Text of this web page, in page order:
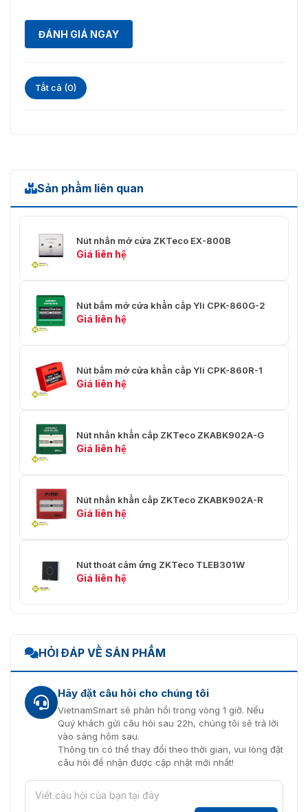
ĐÁNH GIÁ NGAY
Tất cả (0)
Sản phẩm liên quan
Nút nhấn mở cửa ZKTeco EX-800B
Giá liên hệ
Nút bấm mở cửa khẩn cấp Yli CPK-860G-2
Giá liên hệ
Nút bấm mở cửa khẩn cấp Yli CPK-860R-1
Giá liên hệ
Nút nhấn khẩn cấp ZKTeco ZKABK902A-G
Giá liên hệ
Nút nhấn khẩn cấp ZKTeco ZKABK902A-R
Giá liên hệ
Nút thoát cảm ứng ZKTeco TLEB301W
Giá liên hệ
HỎI ĐÁP VỀ SẢN PHẨM
Hãy đặt câu hỏi cho chúng tôi
VietnamSmart sẽ phản hồi trong vòng 1 giờ. Nếu
Quý khách gửi câu hỏi sau 22h, chúng tôi sẽ trả lời
vào sáng hôm sau.
Thông tin có thể thay đổi theo thời gian, vui lòng đặt
câu hỏi để nhận được cập nhật mới nhất!